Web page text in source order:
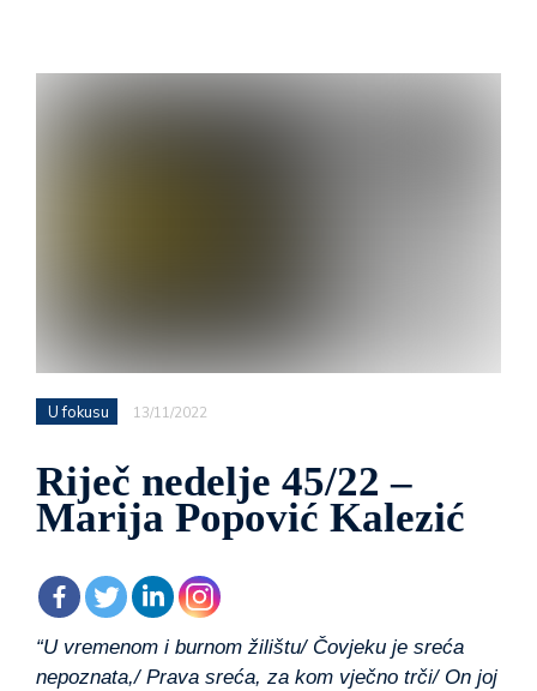
U fokusu 13/11/2022
Riječ nedelje 45/22 –
Marija Popović Kalezić
“U vremenom i burnom žilištu/ Čovjeku je sreća
nepoznata,/ Prava sreća, za kom vječno trči/ On joj